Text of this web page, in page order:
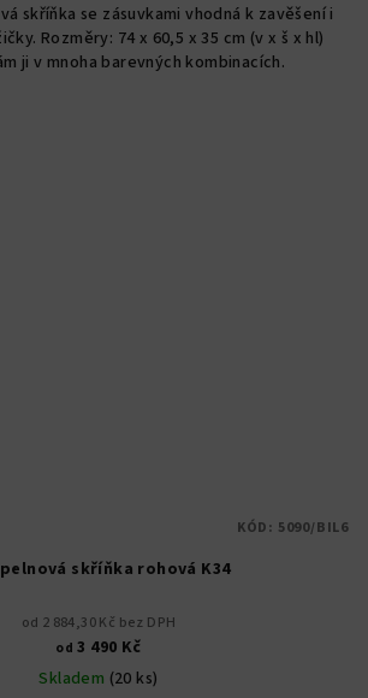
z
5
hvězdiček.
skříňka se zásuvkami vhodná k zavěšení i
Rozměry: 74 x 60,5 x 35 cm (v x š x hl)
ji v mnoha barevných kombinacích.
skříňka rohová K34
od 2 884,30 Kč bez DPH
od 3 490 Kč
Skladem (20 ks)
KÓD: 5090/BIL6